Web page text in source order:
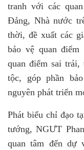
tranh với các
Đảng, Nhà nước
thời, đề xuất các
bảo vệ quan điểm
quan điểm sai
tộc, góp phần
nguyên phát triển
Phát biểuchỉ đạo
tướng, NGƯT
quan tâm đến dự